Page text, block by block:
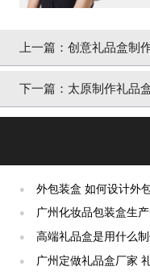
上一篇： 创意礼品盒制
进行参考
下一篇： 太原制作礼品
●
外包装盒 如何设计外
[吉彩四方]包装定制服
●
广州化妆品包装盒生
彩四方]的自我介绍
●
高端礼品盒是用什么
原设计[吉彩四方]
●
广州定做礼品盒厂家 礼品产品包装盒定制[吉